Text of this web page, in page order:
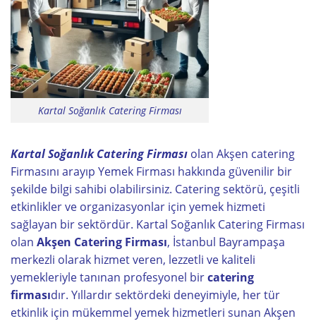
Kartal Soğanlık Catering Firması
Kartal Soğanlık Catering Firması olan Akşen catering
Firmasını arayıp Yemek Firması hakkında güvenilir bir
şekilde bilgi sahibi olabilirsiniz. Catering sektörü, çeşitli
etkinlikler ve organizasyonlar için yemek hizmeti
sağlayan bir sektördür. Kartal Soğanlık Catering Firması
olan Akşen Catering Firması, İstanbul Bayrampaşa
merkezli olarak hizmet veren, lezzetli ve kaliteli
yemekleriyle tanınan profesyonel bircatering
firmasıdır. Yıllardır sektördeki deneyimiyle, her tür
etkinlik için mükemmel yemek hizmetleri sunan Akşen